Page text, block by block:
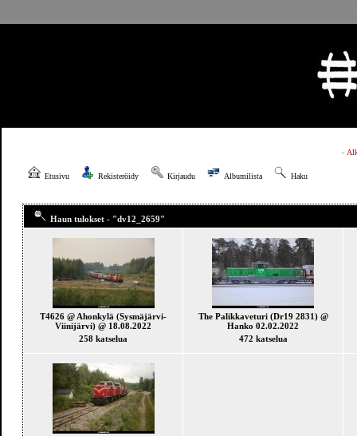
»
Etusivu Rekisteröidy Kirjaudu Albumilista Haku
Haun tulokset - "dv12_2659"
T4626 @ Ahonkylä (Sysmäjärvi-
Viinijärvi) @ 18.08.2022
258 katselua
The Palikkaveturi (Dr19 2831) @
Hanko 02.02.2022
472 katselua